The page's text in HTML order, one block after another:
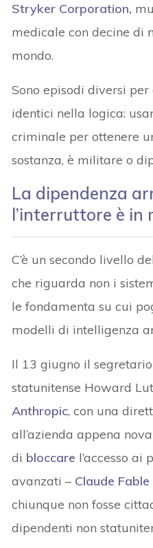
Stryker Corporation,
medicale con decine di
mondo.
Sono episodi diversi
identici nella logica:
criminale per ottenere
sostanza, è militare o
La dipendenza
l’interruttore è in
C’è un secondo livello
che riguarda non i
le fondamenta su cui
modelli di intelligenza
Il 13 giugno il
statunitense Howard
Anthropic, con una
all’azienda appena
di bloccare l’accesso
avanzati – Claude
chiunque non fosse
dipendenti non